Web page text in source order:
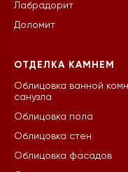
Лабрадорит
Доломит
ОТДЕЛКА КАМНЕМ
Облицовка ванной
санузла
Облицовка пола
Облицовка стен
Облицовка фасадов